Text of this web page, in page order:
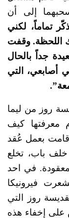
إلى أن
تماماً، لكني
اللحظة. وقفت
جداً بالحال
أصابعي، التي
روز من ليما
معرفتها كيف
قامت بعمل عُقد
خلف باب، تخلع
في احد
فيرونيكا
روز التي
إخفاء هذه